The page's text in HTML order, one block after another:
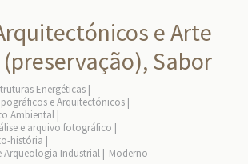
e Arte
Sabor
Energéticas
e Arquitectónicos
Ambiental
e arquivo fotográfico
história
Arqueologia Industrial
Moderno